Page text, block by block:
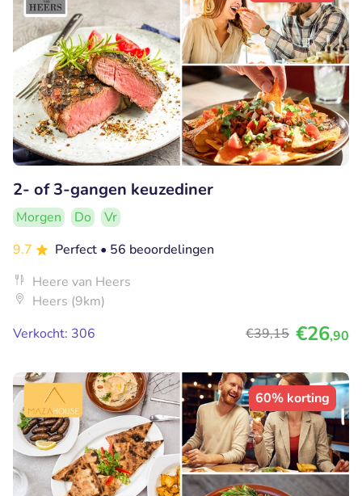
2- of 3-gangen keuzediner
Morgen Do
Vr
9.7
Perfect • 56 beoordelingen
Heere van Heers
Heers (9km)
Verkocht: 306
€39,15 €26,90
60% korting